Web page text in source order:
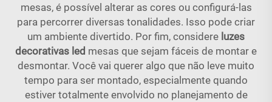
mesas, é possível alterar as cores ou configurá-las
para percorrer diversas tonalidades. Isso pode criar
um ambiente divertido. Por fim, considere luzes
decorativas led mesas que sejam fáceis de montar e
desmontar. Você vai querer algo que não leve muito
tempo para ser montado, especialmente quando
estiver totalmente envolvido no planejamento de